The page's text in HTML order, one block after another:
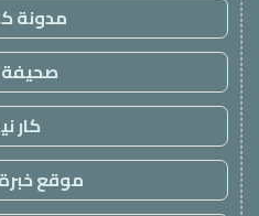
مدونة
كار
موقع